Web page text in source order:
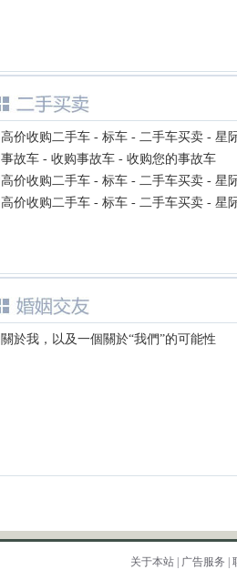
高价收购二手车 - 标车 - 二手车买卖 - 星
事故车 - 收购事故车 - 收购您的事故车
高价收购二手车 - 标车 - 二手车买卖 - 星
高价收购二手车 - 标车 - 二手车买卖 - 星
關於我，以及一個關於“我們”的可能性
关于本站| 广告服务